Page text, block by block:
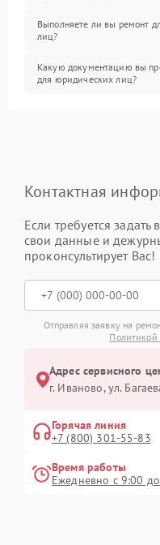
Выполняете ли вы ремонт
лиц?
Какую документацию вы
для юридических лиц?
Контактная
Если требуется задать
свои данные и
проконсультирует Вас!
Отправляя заявку на
Политикой
Адрес сервисного
г. Иваново, ул.
Горячая линия
+7 (800) 301-55-83
Время работы
Ежедневно с 9:00